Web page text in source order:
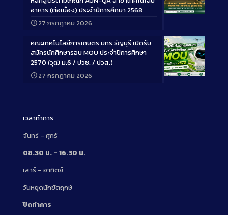
Long
อาหาร (ต่อเนื่อง) ประจำปีการศึกษา 2568
27 กรกฎาคม 2026
Long
คณะเทคโนโลยีการเกษตร มทร.ธัญบุรี เปิดรับ
สมัครนักศึกษารอบ MOU ประจำปีการศึกษา
2570 (วุฒิ ม.6 / ปวช. / ปวส.)
27 กรกฎาคม 2026
เวลาทำการ
จันทร์ – ศุกร์
08.30 น. – 16.30 น.
เสาร์ – อาทิตย์
วันหยุดนักขัตฤกษ์
ปิดทำการ